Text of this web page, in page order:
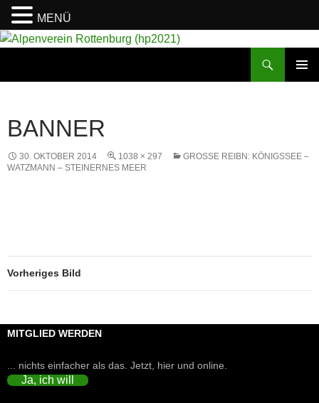
BANNER
30. OKTOBER 2014 1038 × 297
GROSSE REIBN: KÖNIGSSEE – W
ATZMANN – STEINERNES MEER
Vorheriges Bild
MITGLIED WERDEN
... nichts einfacher als das. Jetzt, hier und online.
Ja, ich will
MENÜ